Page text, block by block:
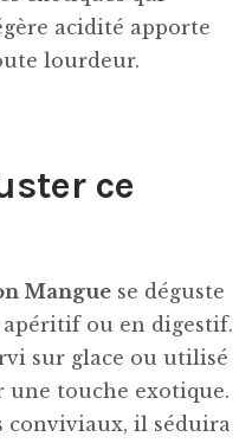
acidité apporte
lourdeur.
ce
Mangue se déguste
ou en digestif.
sur glace ou utilisé
touche exotique.
conviviaux, il séduira